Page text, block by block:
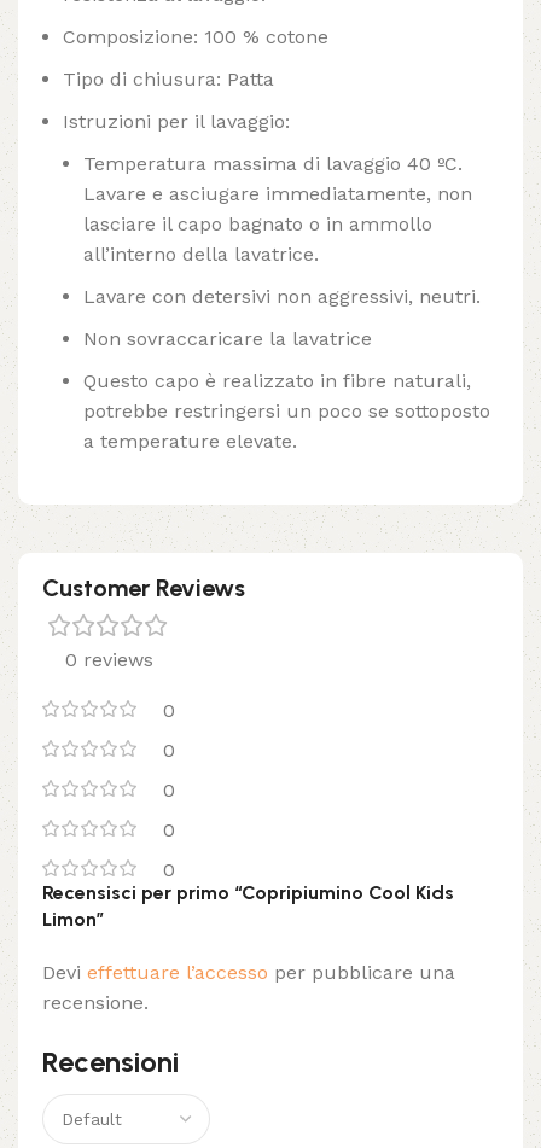
Composizione: 100 % cotone
Tipo di chiusura: Patta
Istruzioni per il lavaggio:
Temperatura massima di lavaggio 40 ºC.
Lavare e asciugare immediatamente, non
lasciare il capo bagnato o in ammollo
all’interno della lavatrice.
Lavare con detersivi non aggressivi, neutri.
Non sovraccaricare la lavatrice
Questo capo è realizzato in fibre naturali,
potrebbe restringersi un poco se sottoposto
a temperature elevate.
Customer Reviews
0 reviews
0
0
0
0
0
Recensioni
Recensisci per primo “Copripiumino Cool Kids
Limon”
Devi effettuare l’accesso per pubblicare una
recensione.